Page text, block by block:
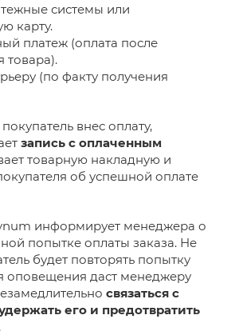
системы или
карту.
платеж (оплата после
товара).
(по факту получения
внес оплату,
запись с оплаченным
товарную накладную и
об успешной оплате
информирует менеджера о
попытке оплаты заказа. Не
будет повторять попытку
оповещения даст менеджеру
связаться с
его и предотвратить
.